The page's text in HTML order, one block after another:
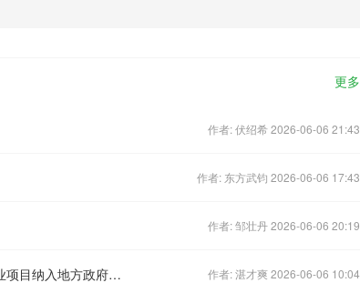
更多
作者: 伏绍希 2026-06-06 21:43
作者: 东方武钧 2026-06-06 17:43
作者: 邹壮丹 2026-06-06 20:19
农业农村部：将符合条件的现代设施农业项目纳入地方政府债券支持范围 作者: 湛才爽 2026-06-06 10:04